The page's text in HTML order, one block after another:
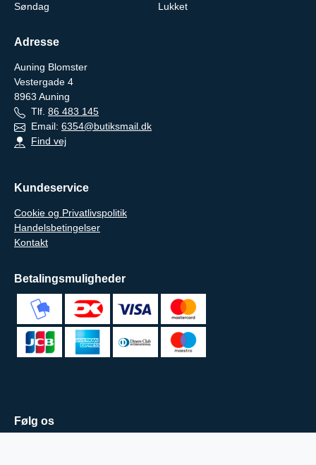
Søndag
Lukket
Adresse
Auning Blomster
Vestergade 4
8963 Auning
Tlf. 86 483 145
Email: 6354@butiksmail.dk
Find vej
Kundeservice
Cookie og Privatlivspolitik
Handelsbetingelser
Kontakt
Betalingsmuligheder
Følg os